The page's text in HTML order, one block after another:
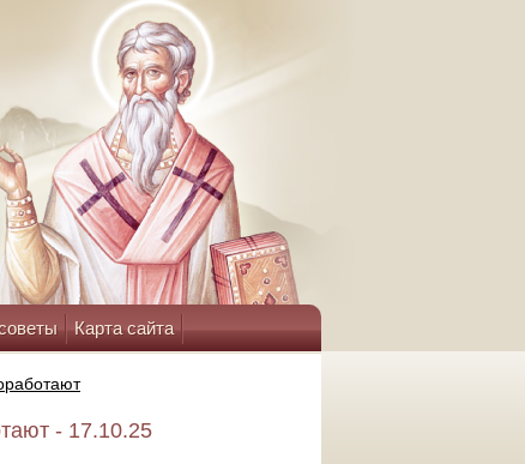
Карта сайта
- 17.10.25